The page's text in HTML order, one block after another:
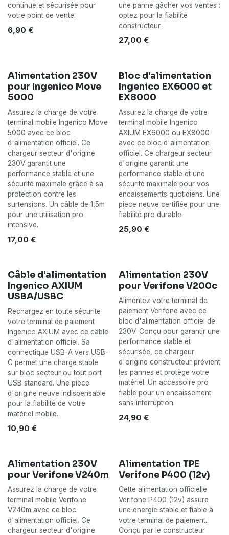
continue et sécurisée pour
votre point de vente.
6,90 €
une panne gâcher vos ventes :
optez pour la fiabilité
constructeur.
27,00 €
Alimentation 230V
pour Ingenico Move
5000
Assurez la charge de votre
terminal mobile Ingenico Move
5000 avec ce bloc
d'alimentation officiel. Ce
chargeur secteur d'origine
230V garantit une
performance stable et une
sécurité maximale grâce à sa
protection contre les
surtensions. Un câble de 1,5m
pour une utilisation pro
intensive.
17,00 €
Bloc d'alimentation
Ingenico EX6000 et
EX8000
Assurez la charge de votre
terminal mobile Ingenico
AXIUM EX6000 ou EX8000
avec ce bloc d'alimentation
officiel. Ce chargeur secteur
d'origine garantit une
performance stable et une
sécurité maximale pour vos
encaissements quotidiens. Une
pièce neuve certifiée pour une
fiabilité pro durable.
25,90 €
Câble d'alimentation
Ingenico AXIUM
USBA/USBC
Rechargez en toute sécurité
votre terminal de paiement
Ingenico AXIUM avec ce câble
d'alimentation officiel. Sa
connectique USB-A vers USB-
C permet une charge stable
sur bloc secteur ou tout port
USB standard. Une pièce
d'origine neuve indispensable
pour la fiabilité de votre
matériel mobile.
10,90 €
Alimentation 230V
pour Verifone V200c
Alimentez votre terminal de
paiement Verifone avec ce
bloc d'alimentation officiel de
230V. Conçu pour garantir une
performance stable et
sécurisée, ce chargeur
d'origine constructeur prévient
les pannes et protège votre
matériel. Un accessoire pro
fiable pour un encaissement
sans interruption.
24,90 €
Alimentation 230V
pour Verifone V240m
Assurez la charge de votre
terminal mobile Verifone
V240m avec ce bloc
d'alimentation officiel. Ce
chargeur secteur d'origine
Alimentation TPE
Verifone P400 (12v)
Cette alimentation officielle
Verifone P400 (12v) assure
une énergie stable et fiable à
votre terminal de paiement.
Conçu par le constructeur